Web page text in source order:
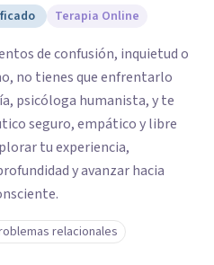
Terapia Online
de confusión, inquietud o
no tienes que enfrentarlo
psicóloga humanista, y te
seguro, empático y libre
tu experiencia,
y avanzar hacia
relacionales